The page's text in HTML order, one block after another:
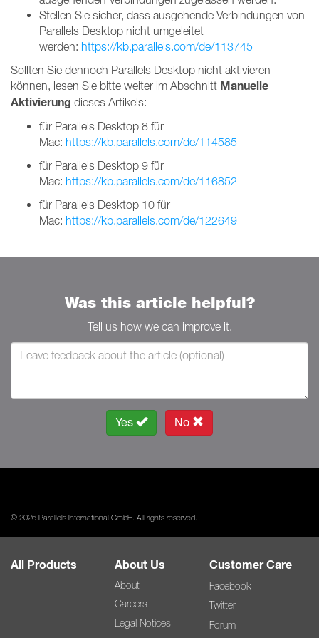
Stellen Sie sicher, dass ausgehende Verbindungen von
Parallels Desktop nicht umgeleitet
werden: https://kb.parallels.com/de/113745
Sollten Sie dennoch Parallels Desktop nicht aktivieren
können, lesen Sie bitte weiter im Abschnitt Manuelle
Aktivierung dieses Artikels:
für Parallels Desktop 8 für
Mac: https://kb.parallels.com/de/114585
für Parallels Desktop 9 für
Mac: https://kb.parallels.com/de/116852
für Parallels Desktop 10 für
Mac: https://kb.parallels.com/de/122649
Was this article helpful?
Tell us how we can improve it.
Yes No
© 2026 Parallels International GmbH. All rights reserved.
All Products About Us
About
Careers
Legal Notices
Customer Care
Facebook
Twitter
Forum